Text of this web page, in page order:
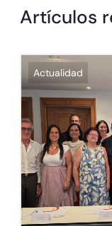
Artículos
Actualidad